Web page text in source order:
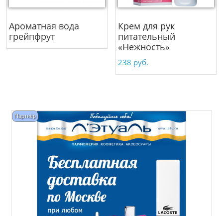
Ароматная вода
грейпфрут
Крем для рук
питательный
«Нежность»
238 руб.
Партнёр